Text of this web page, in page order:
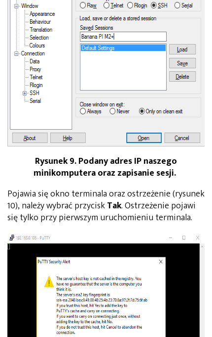
Rysunek 9. Podany adres IP naszego
minikomputera oraz zapisanie sesji.
Pojawia się okno terminala oraz ostrzeżenie (rysunek
10), należy wybrać przyciskTak. Ostrzeżenie pojawi
się tylko przy pierwszym uruchomieniu terminala.